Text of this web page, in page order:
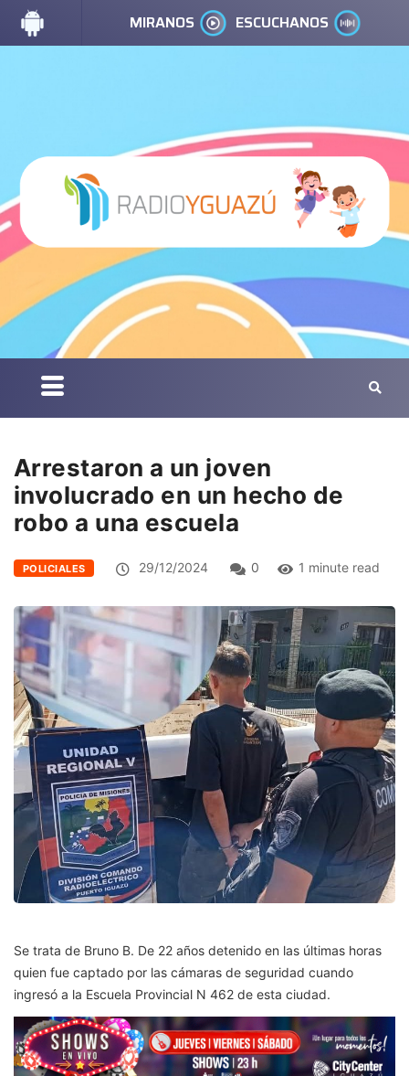
MIRANOS ESCUCHANOS
Arrestaron a un joven
involucrado en un hecho de
robo a una escuela
POLICIALES 29/12/2024 0 1 minute read
Se trata de Bruno B. De 22 años detenido en las últimas horas
quien fue captado por las cámaras de seguridad cuando
ingresó a la Escuela Provincial N 462 de esta ciudad.